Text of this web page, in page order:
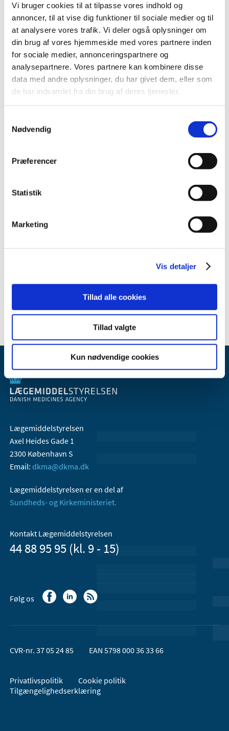
Vi bruger cookies til at tilpasse vores indhold og
annoncer, til at vise dig funktioner til sociale medier og til
at analysere vores trafik. Vi deler også oplysninger om
din brug af vores hjemmeside med vores partnere inden
for sociale medier, annonceringspartnere og
analysepartnere. Vores partnere kan kombinere disse
data med andre oplysninger, du har givet dem, eller som
de har indsamlet fra din brug af deres tjenester.
Nødvendig
Præferencer
Statistik
Marketing
Vis detaljer
Tillad alle cookies
Tillad valgte
Kun nødvendige cookies
2017 (167)
2016 (167)
2015 (33)
2014 (44)
2013 (49)
2012 (44)
2011 (13)
november (1)
september (2)
juli (1)
maj (2)
2010 (7)
2006 (9)
Lægemiddelstyrelsen
Axel Heides Gade 1
2300 København S
Email: dkma@dkma.dk
Lægemiddelstyrelsen er en del af
Sundheds- og Kirkeministeriet.
Kontakt Lægemiddelstyrelsen
44 88 95 95 (kl. 9 - 15)
Følg os
CVR-nr. 37 05 24 85 EAN 5798 000 36 33 66
Privatlivspolitik
Cookie politik
Tilgængelighedserklæring